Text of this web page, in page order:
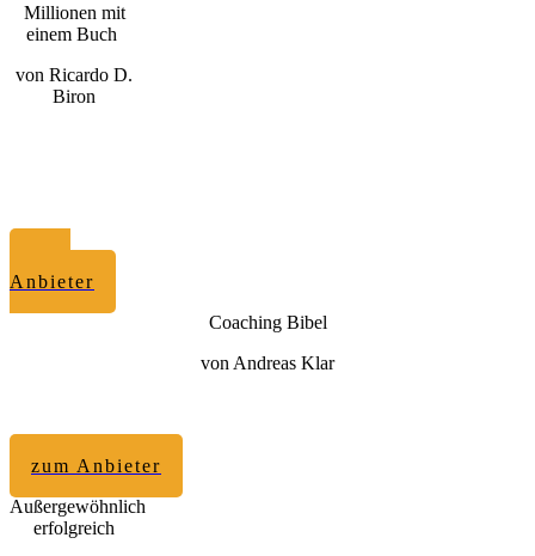
Millionen mit
einem Buch
von Ricardo D.
Biron
Anbieter
Coaching Bibel
von Andreas Klar
zum Anbieter
Außergewöhnlich
erfolgreich